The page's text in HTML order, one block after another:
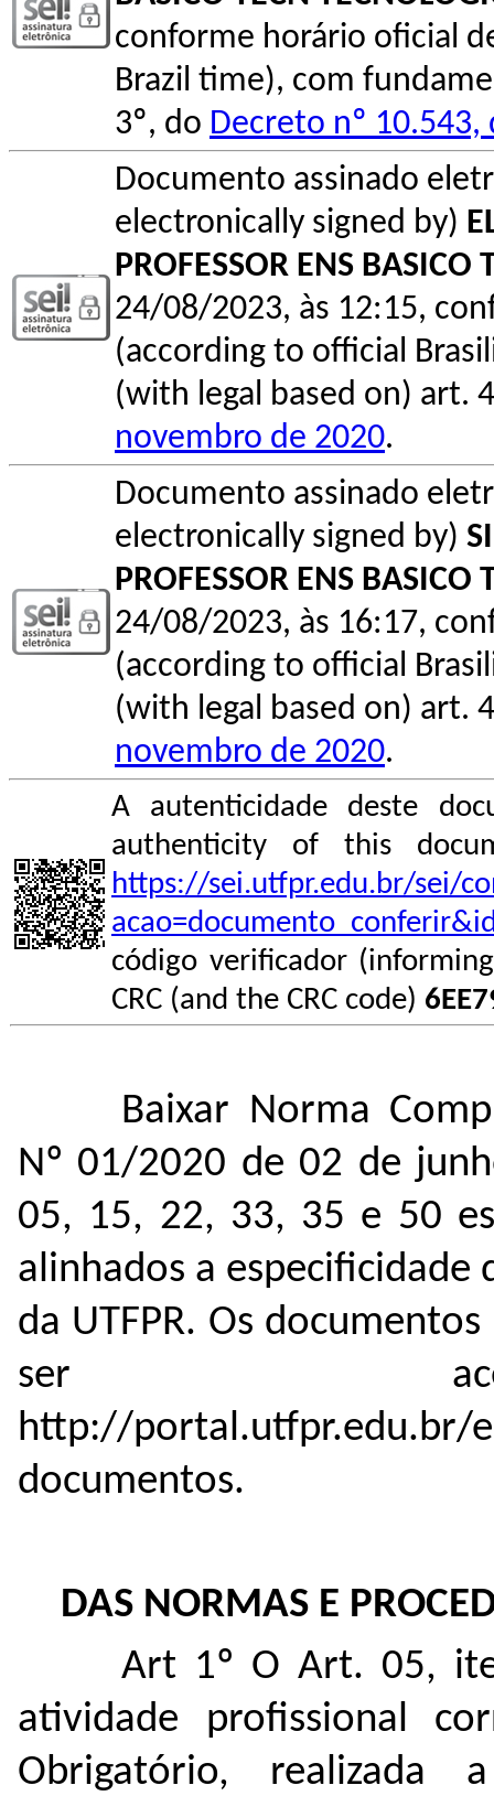
conforme horário oficial
Brazil time), com
3º, do Decreto nº
Documento assinado
electronically signed by)
PROFESSOR ENS BASICO
24/08/2023, às 12:15,
(according to official
(with legal based on) art.
novembro de 2020.
Documento assinado
electronically signed by)
PROFESSOR ENS BASICO
24/08/2023, às 16:17,
(according to official
(with legal based on) art.
novembro de 2020.
A autenticidade deste
authenticity of this
https://sei.utfpr.edu.br/sei/
código verificador
CRC (and the CRC code)
Baixar Norma
Nº 01/2020 de 02 de
05, 15, 22, 33, 35 e 50
alinhados a especificidade
da UTFPR. Os
ser
http://portal.utfpr.edu.br/
documentos.
DAS NORMAS E
Art 1º O Art. 05,
atividade profissional
Obrigatório,